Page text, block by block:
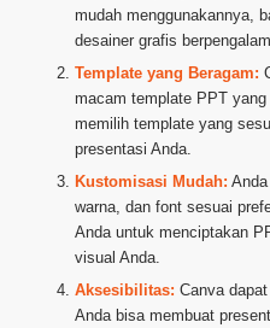
mudah menggunakannya,
desainer grafis
Template yang Beragam:
macam template PPT
memilih template yang
presentasi Anda.
Kustomisasi Mudah:
warna, dan font sesuai
Anda untuk menciptakan
visual Anda.
Aksesibilitas: Canva
Anda bisa membuat